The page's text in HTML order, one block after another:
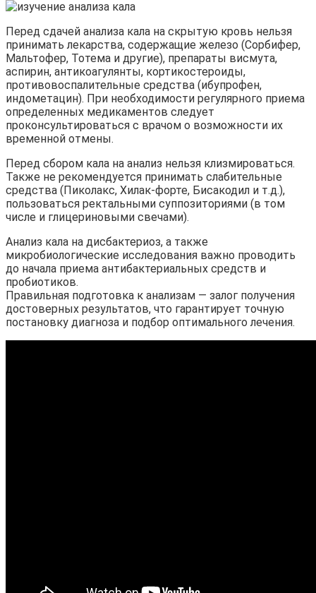
Перед сдачей анализа кала на скрытую кровь нельзя
принимать лекарства, содержащие железо (Сорбифер,
Мальтофер, Тотема и другие), препараты висмута,
аспирин, антикоагулянты, кортикостероиды,
противовоспалительные средства (ибупрофен,
индометацин). При необходимости регулярного приема
определенных медикаментов следует
проконсультироваться с врачом о возможности их
временной отмены.
Перед сбором кала на анализ нельзя клизмироваться.
Также не рекомендуется принимать слабительные
средства (Пиколакс, Хилак-форте, Бисакодил и т.д.),
пользоваться ректальными суппозиториями (в том
числе и глицериновыми свечами).
Анализ кала на дисбактериоз, а также
микробиологические исследования важно проводить
до начала приема антибактериальных средств и
пробиотиков.
Правильная подготовка к анализам — залог получения
достоверных результатов, что гарантирует точную
постановку диагноза и подбор оптимального лечения.